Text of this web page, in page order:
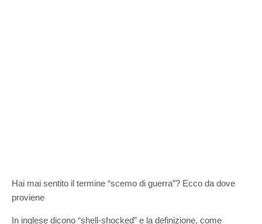
Hai mai sentito il termine “scemo di guerra”? Ecco da dove
proviene
In inglese dicono “shell-shocked” e la definizione, come